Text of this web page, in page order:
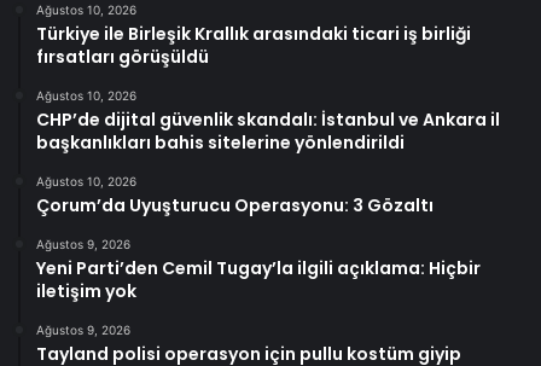
Ağustos 10, 2026
Türkiye ile Birleşik Krallık arasındaki ticari iş birliği
fırsatları görüşüldü
Ağustos 10, 2026
CHP’de dijital güvenlik skandalı: İstanbul ve Ankara il
başkanlıkları bahis sitelerine yönlendirildi
Ağustos 10, 2026
Çorum’da Uyuşturucu Operasyonu: 3 Gözaltı
Ağustos 9, 2026
Yeni Parti’den Cemil Tugay’la ilgili açıklama: Hiçbir
iletişim yok
Ağustos 9, 2026
Tayland polisi operasyon için pullu kostüm giyip